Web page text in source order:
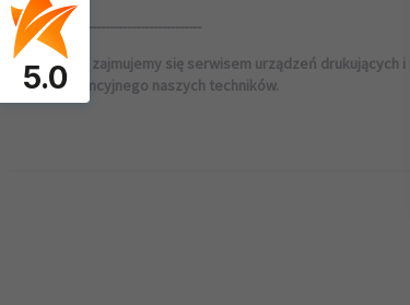
---------------------------------------
Od 20 lat zajmujemy się serwisem urządzeń drukujących
pogwarancyjnego naszych techników.
5.0